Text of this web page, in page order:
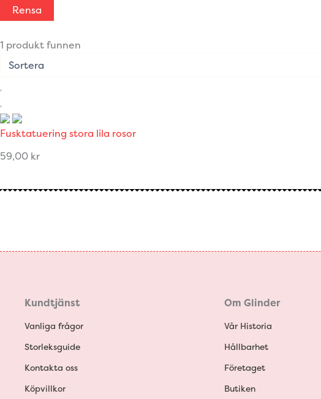
Rensa
1 produkt funnen
Fusktatuering stora lila rosor
59,00 kr
Kundtjänst
Vanliga frågor
Storleksguide
Kontakta oss
Köpvillkor
Om Glinder
Vår Historia
Hållbarhet
Företaget
Butiken